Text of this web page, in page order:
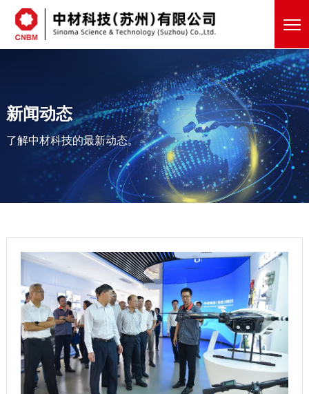
新闻动态
了解中材科技的最新动态。